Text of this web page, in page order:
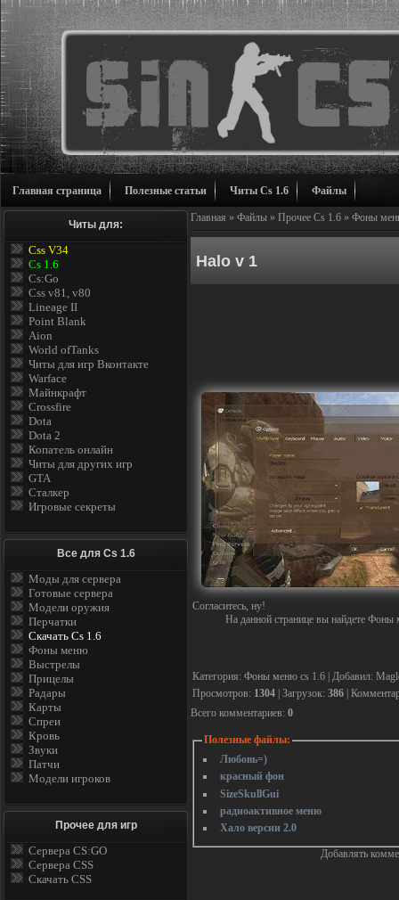
Главная страница Полезные статьи Читы Cs 1.6 Файлы
Читы для:
Css V34
Cs 1.6
Cs:Go
Css v81, v80
Lineage II
Point Blank
Aion
World ofTanks
Читы для игр Вконтакте
Warface
Майнкрафт
Crossfire
Dota
Dota 2
Копатель онлайн
Читы для других игр
GTA
Сталкер
Игровые секреты
Все для Cs 1.6
Моды для сервера
Готовые сервера
Модели оружия
Перчатки
Скачать Cs 1.6
Фоны меню
Выстрелы
Прицелы
Радары
Карты
Спреи
Кровь
Звуки
Патчи
Модели игроков
Прочее для игр
Сервера CS:GO
Сервера CSS
Скачать CSS
Главная » Файлы » Прочее Cs 1.6 » Фоны
Halo v 1
Согласитесь, ну!
На данной странице вы найдете Фоны
Категория: Фоны меню cs 1.6 Добавил:
Просмотров: 1304 Загрузок: 386
Всего комментариев: 0
Полезные файлы:
Любовь=)
красный фон
SizeSkullGui
радиоактивное меню
Хало версии 2.0
Добавлять